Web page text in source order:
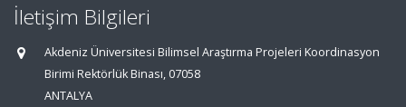
İletişim Bilgileri
Akdeniz Üniversitesi Bilimsel Araştırma Projeleri Koordinasyon
Birimi Rektörlük Binası, 07058
ANTALYA